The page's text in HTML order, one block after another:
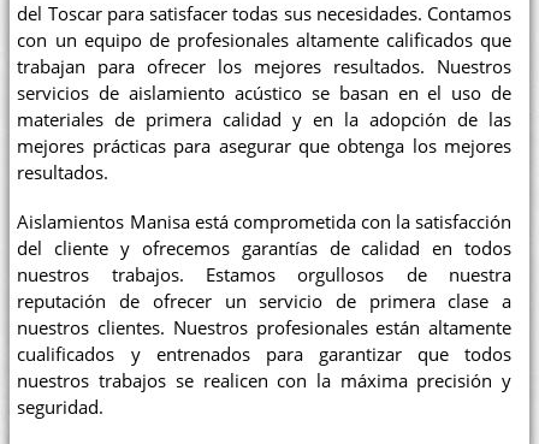
del Toscar para satisfacer todas sus necesidades. Contamos
con un equipo de profesionales altamente calificados que
trabajan para ofrecer los mejores resultados. Nuestros
servicios de aislamiento acústico se basan en el uso de
materiales de primera calidad y en la adopción de las
mejores prácticas para asegurar que obtenga los mejores
resultados.
Aislamientos Manisa está comprometida con la satisfacción
del cliente y ofrecemos garantías de calidad en todos
nuestros trabajos. Estamos orgullosos de nuestra
reputación de ofrecer un servicio de primera clase a
nuestros clientes. Nuestros profesionales están altamente
cualificados y entrenados para garantizar que todos
nuestros trabajos se realicen con la máxima precisión y
seguridad.